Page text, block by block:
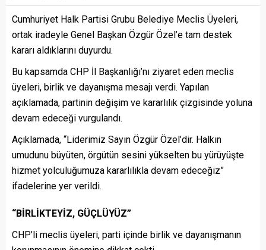
Cumhuriyet Halk Partisi Grubu Belediye Meclis Üyeleri,
ortak iradeyle Genel Başkan Özgür Özel’e tam destek
kararı aldıklarını duyurdu.
Bu kapsamda CHP İl Başkanlığı’nı ziyaret eden meclis
üyeleri, birlik ve dayanışma mesajı verdi. Yapılan
açıklamada, partinin değişim ve kararlılık çizgisinde yoluna
devam edeceği vurgulandı.
Açıklamada, “Liderimiz Sayın Özgür Özel’dir. Halkın
umudunu büyüten, örgütün sesini yükselten bu yürüyüşte
hizmet yolculuğumuza kararlılıkla devam edeceğiz”
ifadelerine yer verildi.
“BİRLİKTEYİZ, GÜÇLÜYÜZ”
CHP’li meclis üyeleri, parti içinde birlik ve dayanışmanın